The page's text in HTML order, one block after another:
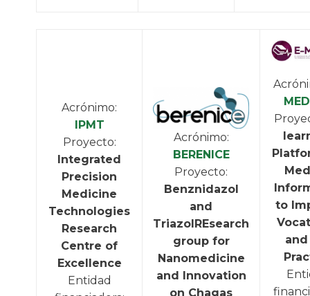
Acrónimo:
IPMT
Proyecto:
Integrated
Precision
Medicine
Technologies
Research
Centre of
Excellence
Entidad
Acrónimo:
BERENICE
Proyecto:
Benznidazol
and
TriazolREsearch
group for
Nanomedicine
and Innovation
on Chagas
to
and